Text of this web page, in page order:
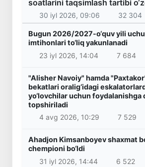
soatlarini taqsimlash tartibi
30 iyl 2026, 09:06 32 304
Bugun 2026/2027-o‘quv yili
imtihonlari to‘liq yakunlanadi
23 iyl 2026, 14:04
7 684
"Alisher Navoiy" hamda
bekatlari oralig‘idagi
yo‘lovchilar uchun foydalanishga
topshiriladi
4 avg 2026, 10:29
7 529
Ahadjon Kimsanboyev shaxmat
chempioni bo‘ldi
31 iyl 2026, 14:44
6 522